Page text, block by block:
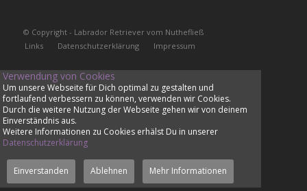
© Copyright - Labrador Retriever vom Nuthefließ
Links
Datenschutzerklärung Impressum
Verwendung von Cookies
Um unsere Webseite für Dich optimal zu gestalten und
fortlaufend verbessern zu können, verwenden wir Cookies.
Durch die weitere Nutzung der Webseite gehen wir von deinem
Einverständnis aus.
Weitere Informationen zu Cookies erhälst Du in unserer
Datenschutzerklärung
Einverstanden Ablehnen Mehr Informationen